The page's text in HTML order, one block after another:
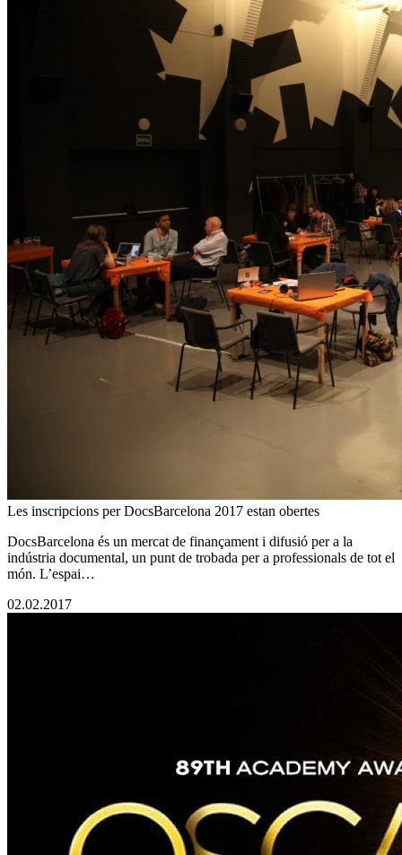
Les inscripcions per DocsBarcelona 2017 estan obertes
DocsBarcelona és un mercat de finançament i difusió per a la
indústria documental, un punt de trobada per a professionals de tot el
món. L’espai…
02.02.2017